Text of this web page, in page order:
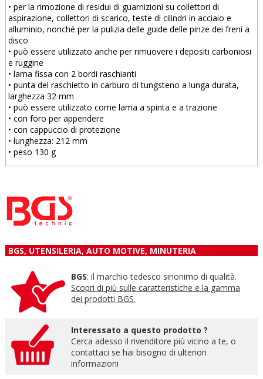
• per la rimozione di residui di guarnizioni su collettori di
aspirazione, collettori di scarico, teste di cilindri in acciaio e
alluminio, nonché per la pulizia delle guide delle pinze dei freni a
disco
• può essere utilizzato anche per rimuovere i depositi carboniosi
e ruggine
• lama fissa con 2 bordi raschianti
• punta del raschietto in carburo di tungsteno a lunga durata,
larghezza 32 mm
• può essere utilizzato come lama a spinta e a trazione
• con foro per appendere
• con cappuccio di protezione
• lunghezza: 212 mm
• peso 130 g
BGS, UTENSILERIA, AUTO MOTIVE, MINUTERIA
BGS: il marchio tedesco sinonimo di qualità.
Scopri di più sulle caratteristiche e la gamma
dei prodotti BGS.
Interessato a questo prodotto ?
Cerca adesso il rivenditore più vicino a te, o
contattaci se hai bisogno di ulteriori
informazioni